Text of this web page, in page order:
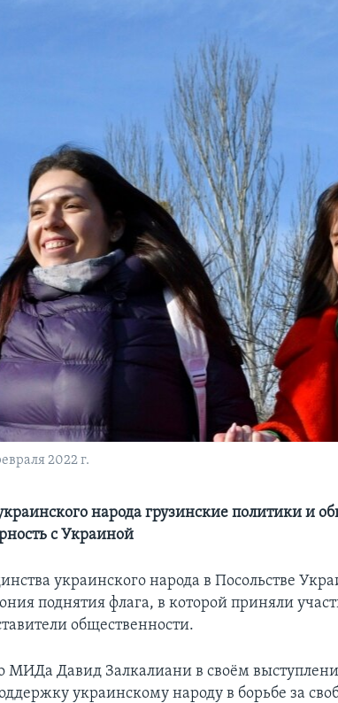
2022 г.
народа грузинские политики и
с Украиной
украинского народа в Посольстве
поднятия флага, в которой приняли
общественности.
МИДа Давид Залкалиани в своём
украинскому народу в борьбе за